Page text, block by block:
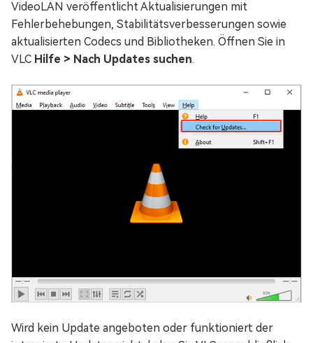
VideoLAN veröffentlicht Aktualisierungen mit
Fehlerbehebungen, Stabilitätsverbesserungen sowie
aktualisierten Codecs und Bibliotheken. Öffnen Sie in
VLC Hilfe > Nach Updates suchen.
Wird kein Update angeboten oder funktioniert der